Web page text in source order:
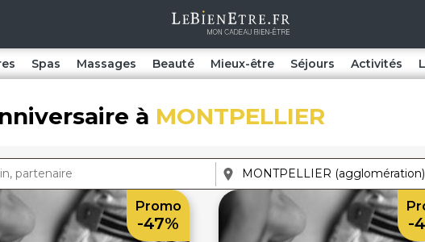
Spas Massages Beauté Mieux-être Séjours Activités
à MONTPELLIER
Promo
-47% -